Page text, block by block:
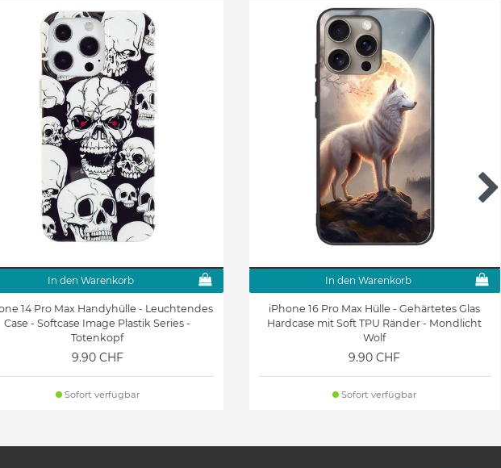
In den Warenkorb
14 Pro Max Handyhülle - Leuchtendes
Case - Softcase Image Plastik Series -
Totenkopf
9.90 CHF
Sofort verfügbar
In den Warenkorb
iPhone 16 Pro Max Hülle - Gehärtetes Glas
Hardcase mit Soft TPU Ränder - Mondlicht
Wolf
9.90 CHF
Sofort verfügbar